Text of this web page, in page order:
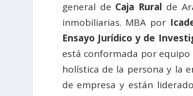
general de Caja Rural de
inmobiliarias. MBA por
Ensayo Jurídico y de
está conformada por
holística de la persona y la
de empresa y están